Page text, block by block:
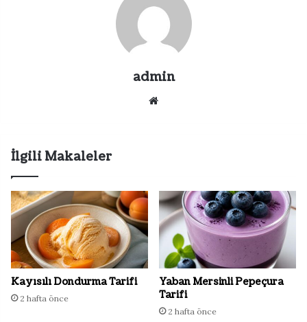
admin
İlgili Makaleler
Kayısılı Dondurma Tarifi
2 hafta önce
Yaban Mersinli Pepeçura
Tarifi
2 hafta önce